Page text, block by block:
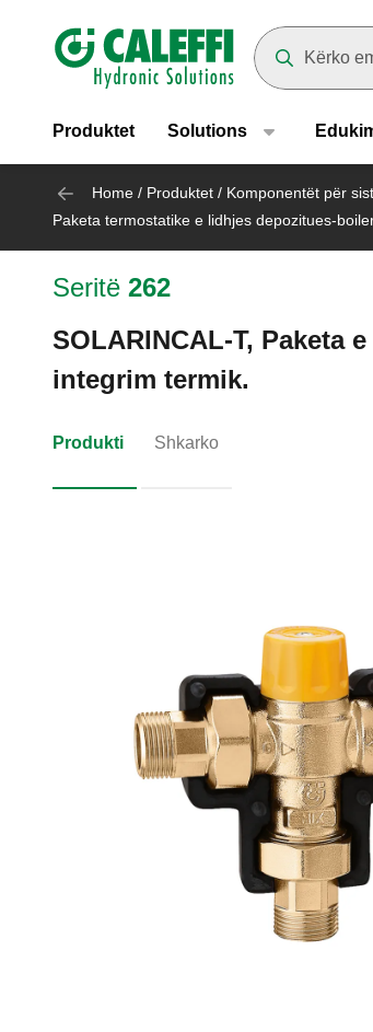
Header main
Produktet Solutions
Home / Produktet / Komponentët për
Paketa termostatike e lidhjes depozitues-
Seritë 262
SOLARINCAL-T, Paketa
integrim termik.
Produkti Shkarko